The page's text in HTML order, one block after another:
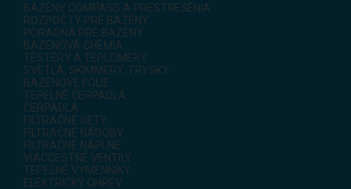
BAZÉNY COMPASS A PRESTREŠENIA
ROZPOČTY PRE BAZÉNY
PORADŇA PRE BAZÉNY
BAZÉNOVÁ CHÉMIA
TESTERY A TEPLOMERY
SVETLÁ, SKIMMERY, TRYSKY
BAZÉNOVÉ FÓLIE
TEPELNÉ ČERPADLÁ
ČERPADLÁ
FILTRAČNÉ SETY
FILTRAČNÉ NÁDOBY
FILTRAČNÉ NÁPLNE
VIACCESTNÉ VENTILY
TEPELNÉ VÝMENNÍKY
ELEKTRICKÝ OHREV